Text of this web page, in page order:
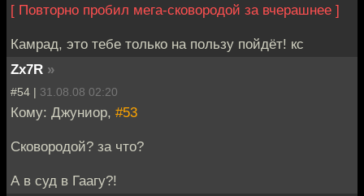
[ Повторно пробил мега-сковородой за вчерашнее ]
Камрад, это тебе только на пользу пойдёт! кс
Zx7R »
#54 | 31.08.08 02:20
Кому: Джуниор, #53
Сковородой? за что?
А в суд в Гаагу?!